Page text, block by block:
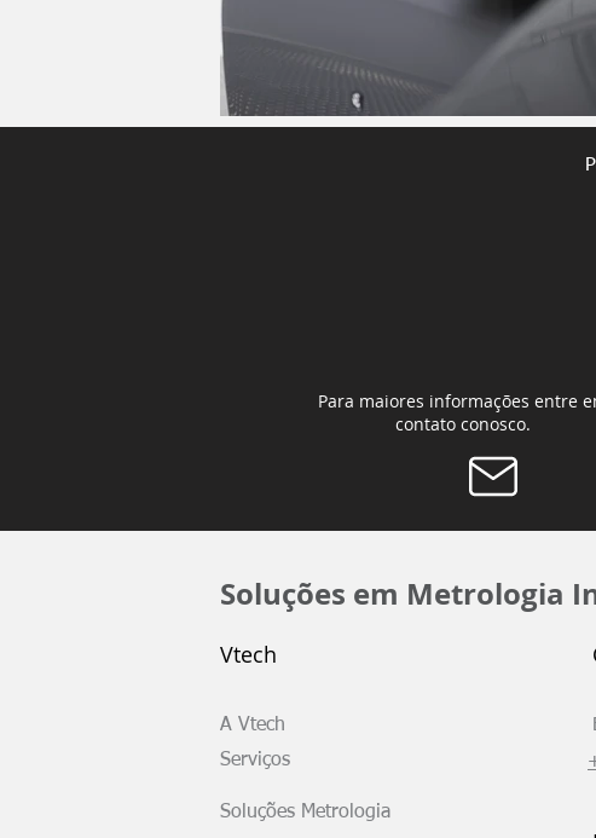
Para maiores informações entre
contato conosco.
Soluções em Metrologia
Vtech
A Vtech
Serviços
Soluções Metrologia